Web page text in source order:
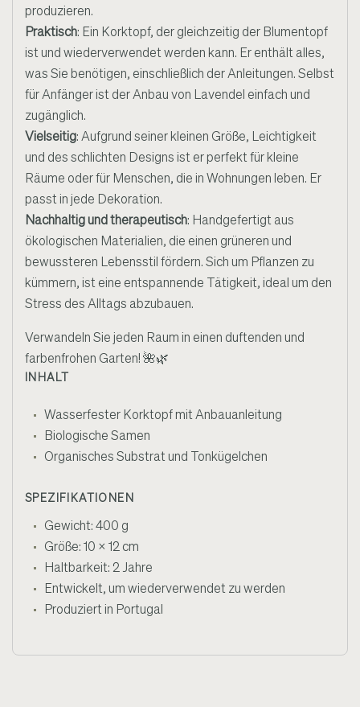
produzieren.
Praktisch: Ein Korktopf, der gleichzeitig der Blumentopf
ist und wiederverwendet werden kann. Er enthält alles,
was Sie benötigen, einschließlich der Anleitungen. Selbst
für Anfänger ist der Anbau von Lavendel einfach und
zugänglich.
Vielseitig: Aufgrund seiner kleinen Größe, Leichtigkeit
und des schlichten Designs ist er perfekt für kleine
Räume oder für Menschen, die in Wohnungen leben. Er
passt in jede Dekoration.
Nachhaltig und therapeutisch: Handgefertigt aus
ökologischen Materialien, die einen grüneren und
bewussteren Lebensstil fördern. Sich um Pflanzen zu
kümmern, ist eine entspannende Tätigkeit, ideal um den
Stress des Alltags abzubauen.
Verwandeln Sie jeden Raum in einen duftenden und
farbenfrohen Garten! 🌺🌿
INHALT
Wasserfester Korktopf mit Anbauanleitung
Biologische Samen
Organisches Substrat und Tonkügelchen
SPEZIFIKATIONEN
Gewicht: 400 g
Größe: 10 x 12 cm
Haltbarkeit: 2 Jahre
Entwickelt, um wiederverwendet zu werden
Produziert in Portugal